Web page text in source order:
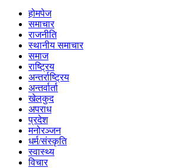
होमपेज
समाचार
राजनीति
स्थानीय समाचार
समाज
राष्ट्रिय
अन्तर्राष्ट्रिय
अन्तर्वार्ता
खेलकुद
अपराध
प्रदेश
मनोरञ्जन
धर्म/संस्कृति
स्वास्थ्य
विचार